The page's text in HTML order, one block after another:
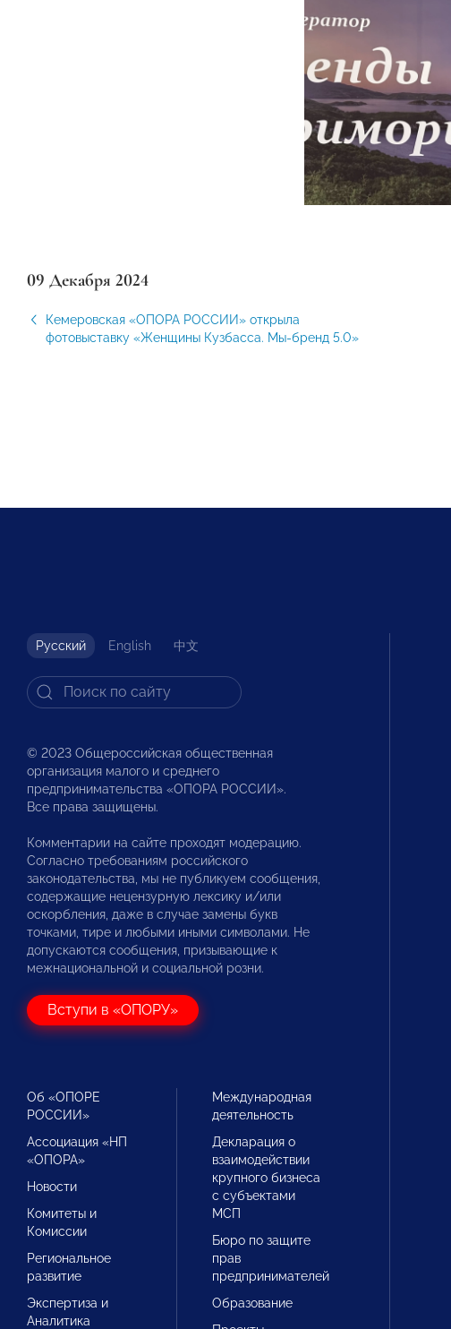
09 Декабря 2024
Кемеровская «ОПОРА РОССИИ» открыла
фотовыставку «Женщины Кузбасса. Мы-бренд 5.0»
Русский English 中文
© 2023 Общероссийская общественная
организация малого и среднего
предпринимательства «ОПОРА РОССИИ».
Все права защищены.
Комментарии на сайте проходят модерацию.
Согласно требованиям российского
законодательства, мы не публикуем сообщения,
содержащие нецензурную лексику и/или
оскорбления, даже в случае замены букв
точками, тире и любыми иными символами. Не
допускаются сообщения, призывающие к
межнациональной и социальной розни.
Вступи в «ОПОРУ»
Об «ОПОРЕ
РОССИИ»
Ассоциация «НП
«ОПОРА»
Новости
Комитеты и
Комиссии
Региональное
развитие
Экспертиза и
Аналитика
Международная
деятельность
Декларация о
взаимодействии
крупного бизнеса
с субъектами
МСП
Бюро по защите
прав
предпринимателей
Образование